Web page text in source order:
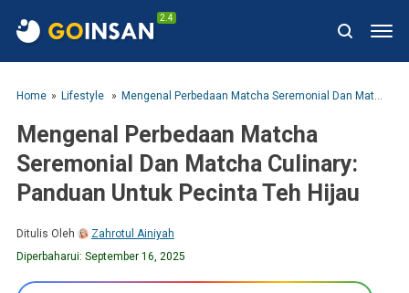
2.4
Home Lifestyle Mengenal Perbedaan Matcha Seremonial Dan Matcha Culinary: Panduan Untuk Pecinta Teh Hijau
Mengenal Perbedaan Matcha
Seremonial Dan Matcha Culinary:
Panduan Untuk Pecinta Teh Hijau
Ditulis Oleh
Zahrotul Ainiyah
Diperbaharui: September 16, 2025